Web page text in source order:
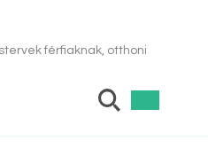
férfiaknak, otthoni